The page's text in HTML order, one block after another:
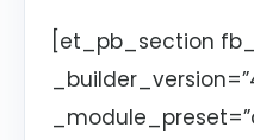
[et_pb_section